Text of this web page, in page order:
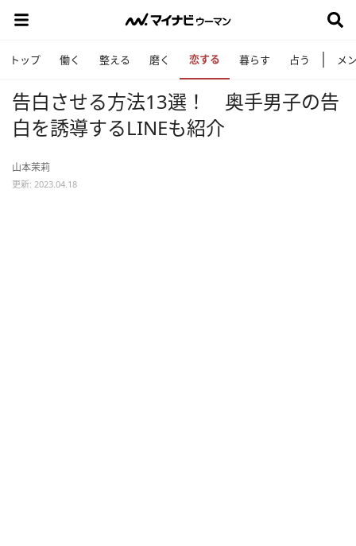
トップ 働く 整える 磨く 恋する 暮らす 占う メ
告白させる方法13選！ 奥手男子の告
白を誘導するLINEも紹介
山本茉莉
更新: 2023.04.18